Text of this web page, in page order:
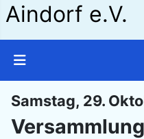
Aindorf e.V.
Samstag, 29.
Versammlung